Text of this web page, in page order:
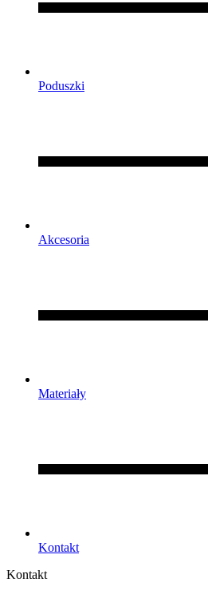
Poduszki
Akcesoria
Materiały
Kontakt
Kontakt